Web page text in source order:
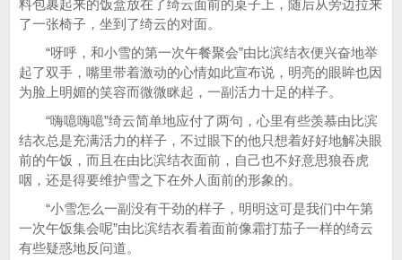
料包裹起来的饭盒放在了绮云面前的桌子上，随后从旁边拉来
了一张椅子，坐到了绮云的对面。
“呀呼，和小雪的第一次午餐聚会”由比滨结衣便兴奋地举
起了双手，嘴里带着激动的心情如此宣布说，明亮的眼眸也因
为脸上明媚的笑容而微微眯起，一副活力十足的样子。
“嗨噫嗨噫”绮云简单地应付了两句，心里有些羡慕由比滨
结衣总是充满活力的样子，不过眼下的他只想着好好地解决眼
前的午饭，而且在由比滨结衣面前，自己也不好意思狼吞虎
咽，还是得要维护雪之下在外人面前的形象的。
“小雪怎么一副没有干劲的样子，明明这可是我们中午第
一次午饭集会呢”由比滨结衣看着面前像霜打茄子一样的绮云
有些疑惑地反问道。